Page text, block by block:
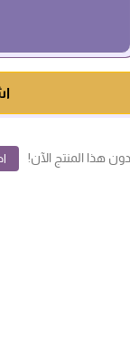
هذا المنتج الآن!